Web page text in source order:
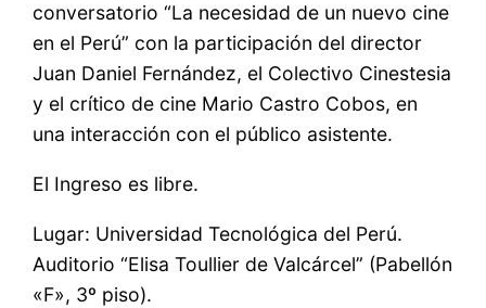
conversatorio “La necesidad de un nuevo cine
en el Perú” con la participación del director
Juan Daniel Fernández, el Colectivo Cinestesia
y el crítico de cine Mario Castro Cobos, en
una interacción con el público asistente.
El Ingreso es libre.
Lugar: Universidad Tecnológica del Perú.
Auditorio “Elisa Toullier de Valcárcel” (Pabellón
«F», 3º piso).